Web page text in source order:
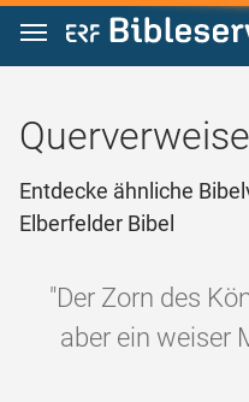
Zum Inhalt springen
Querverweise
Entdecke ähnliche
Elberfelder Bibel
"Der Zorn des
aber ein weiser